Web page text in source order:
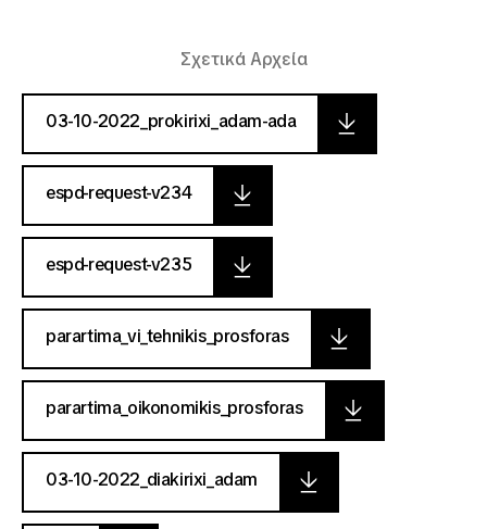
Σχετικά Αρχεία
03-10-2022_prokirixi_adam-ada
espd-request-v234
espd-request-v235
parartima_vi_tehnikis_prosforas
parartima_oikonomikis_prosforas
03-10-2022_diakirixi_adam